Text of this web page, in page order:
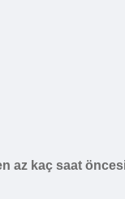
az kaç saat